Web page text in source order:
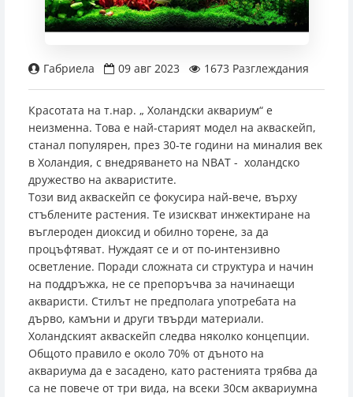
Габриела 09 авг 2023 1673 Разглеждания
Красотата на т.нар. „ Холандски аквариум“ е
неизменна. Това е най-старият модел на акваскейп,
станал популярен, през 30-те години на миналия век
в Холандия, с внедряването на NBAT - холандско
дружество на акваристите.
Този вид акваскейп се фокусира най-вече, върху
стъблените растения. Те изискват инжектиране на
въглероден диоксид и обилно торене, за да
процъфтяват. Нуждаят се и от по-интензивно
осветление. Поради сложната си структура и начин
на поддръжка, не се препоръчва за начинаещи
акваристи. Стилът не предполага употребата на
дърво, камъни и други твърди материали.
Холандският акваскейп следва няколко концепции.
Общото правило е около 70% от дъното на
аквариума да е засадено, като растенията трябва да
са не повече от три вида, на всеки 30см аквариумна
Кръгли аквариуми
Подложки за аквариуми
Филтър Медия
Дозиращи помпи
Аксесоари за осветление
Обратни осмози
Родилки
Адаптери
Интерактивни декорации
pH и буфери
Таблетки
Седмична храна
Замразена храна за сладководни риби
Прахообразна
Контролери и измервателни уреди
Други аксесоари
Инкубатори
Градински езера
Фонтанни и езерни помпи
Други пасажни риби
Коридораси
Лабиринтови риби
Нестандартни риби
Харацини
0888 982 362
Магазин Пловдив
Магазин София - Люлин
Магазин София - Южен Парк
Магазин София - Младост
Магазин Пазарджик